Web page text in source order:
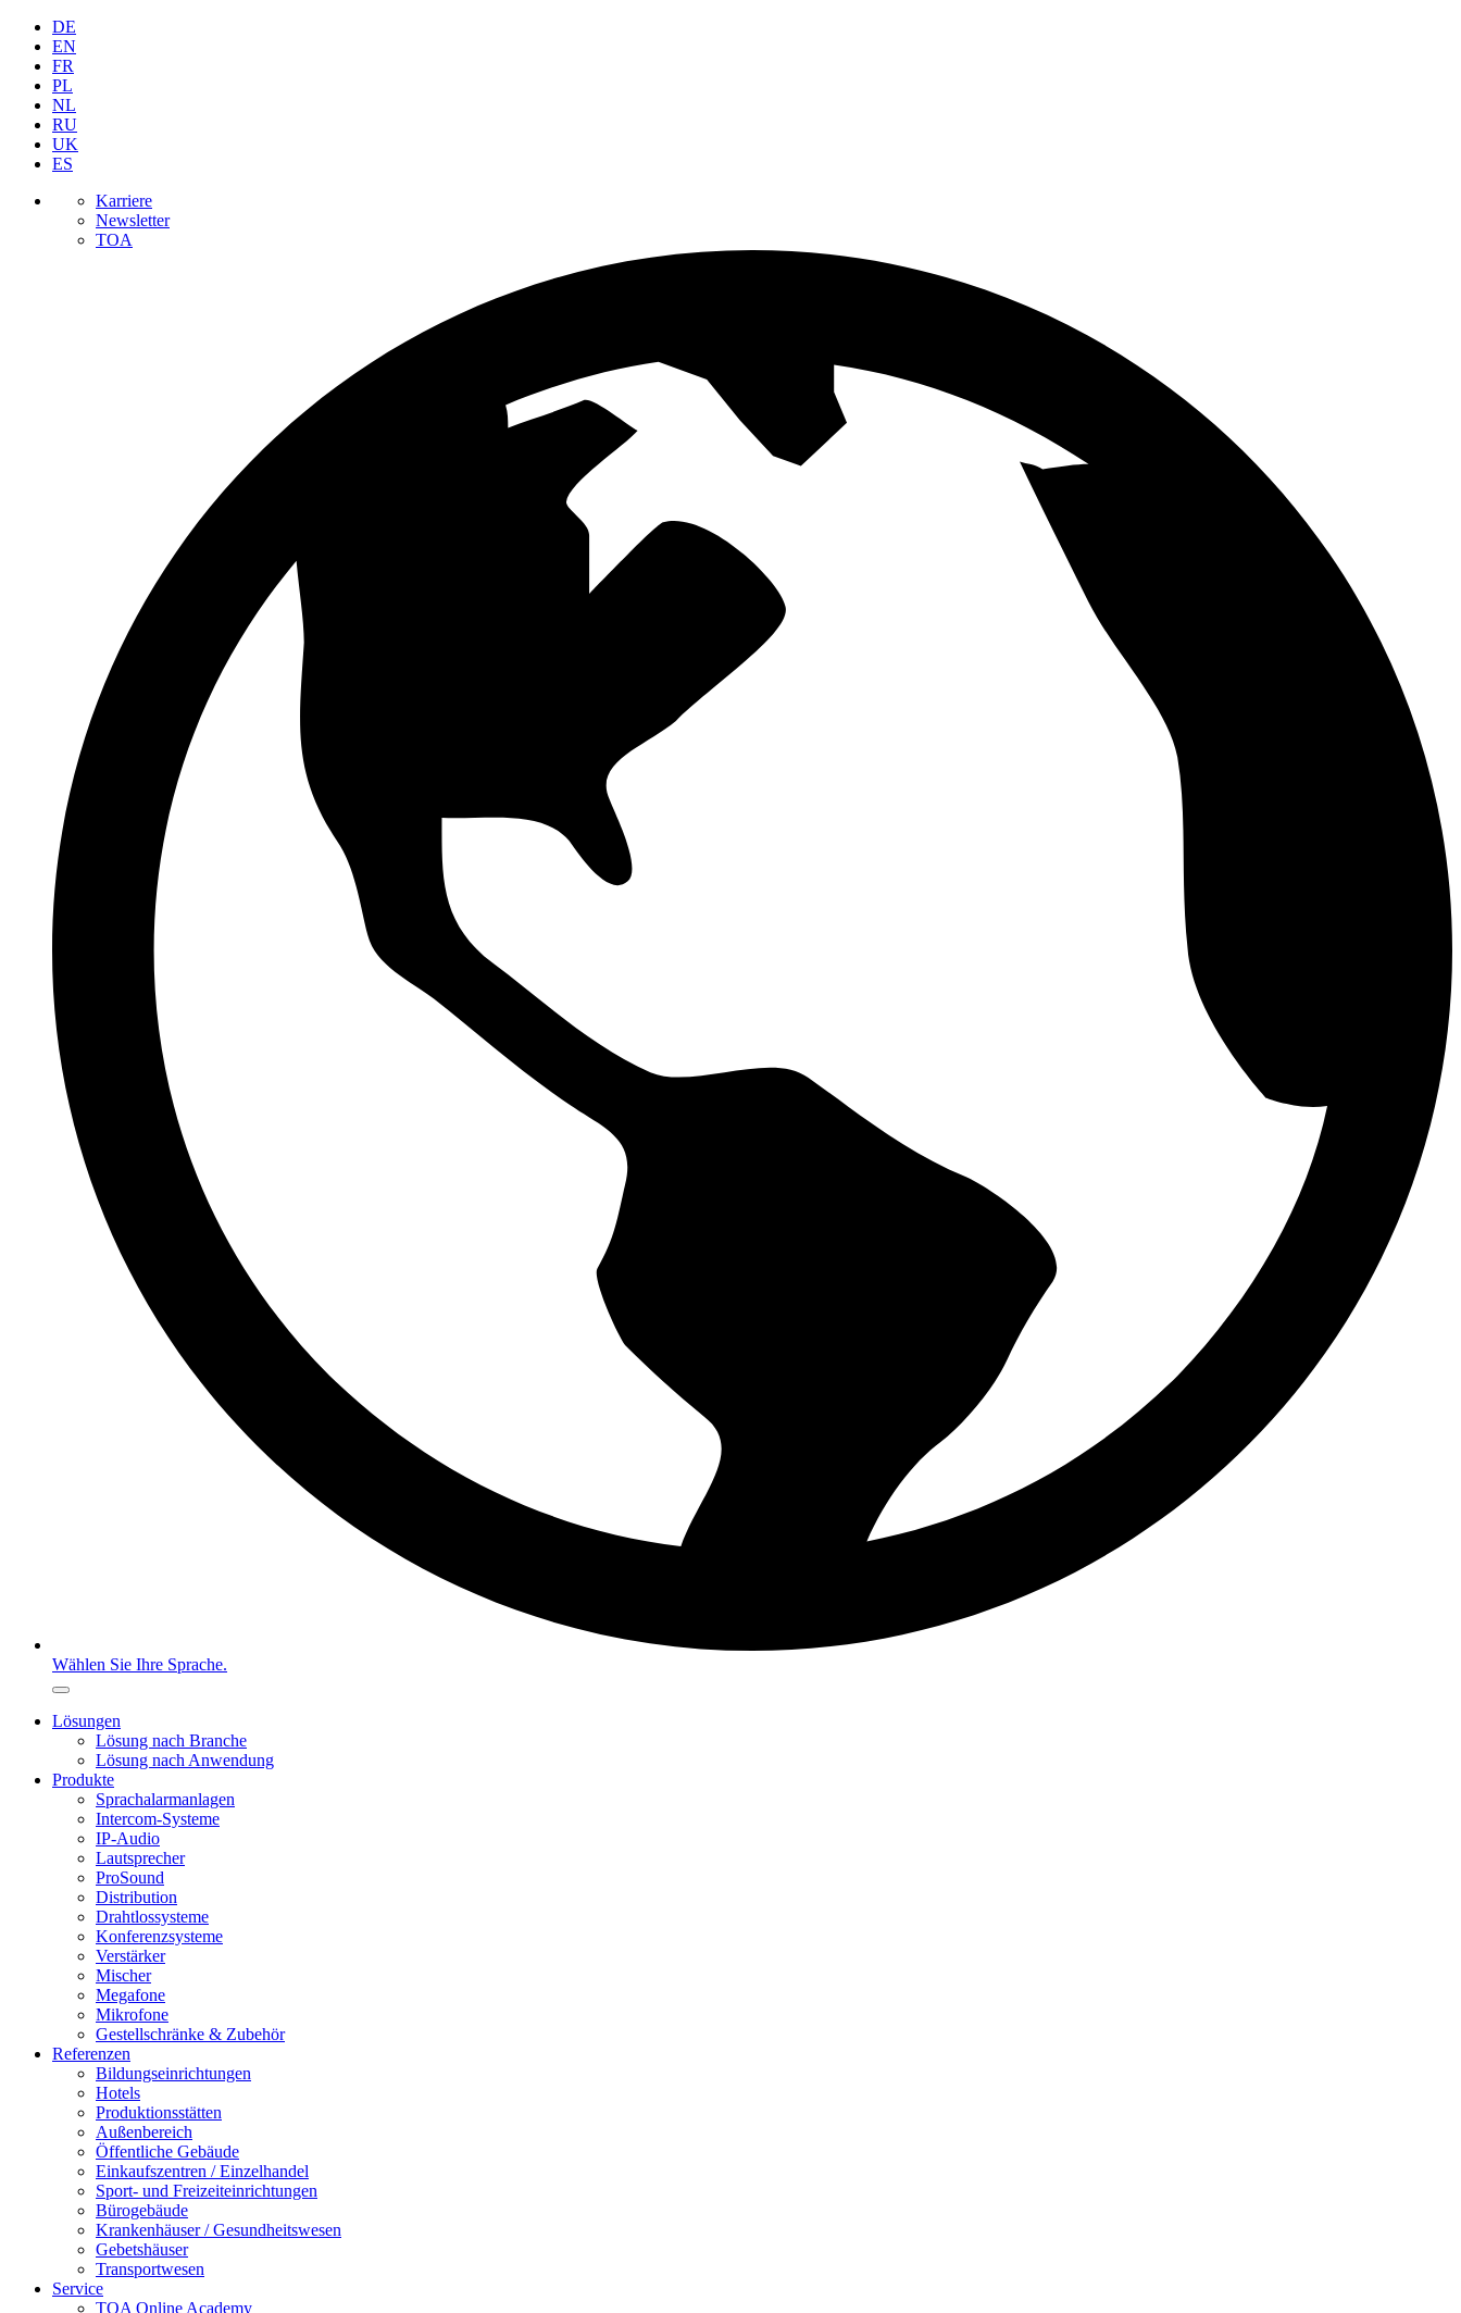
DE
EN
FR
PL
NL
RU
UK
ES
Karriere
Newsletter
TOA
Wählen Sie Ihre Sprache.
Lösungen
Lösung nach Branche
Lösung nach Anwendung
Produkte
Sprachalarmanlagen
Intercom-Systeme
IP-Audio
Lautsprecher
ProSound
Distribution
Drahtlossysteme
Konferenzsysteme
Verstärker
Mischer
Megafone
Mikrofone
Gestellschränke & Zubehör
Referenzen
Bildungseinrichtungen
Hotels
Produktionsstätten
Außenbereich
Öffentliche Gebäude
Einkaufszentren / Einzelhandel
Sport- und Freizeiteinrichtungen
Bürogebäude
Krankenhäuser / Gesundheitswesen
Gebetshäuser
Transportwesen
Service
TOA Online Academy